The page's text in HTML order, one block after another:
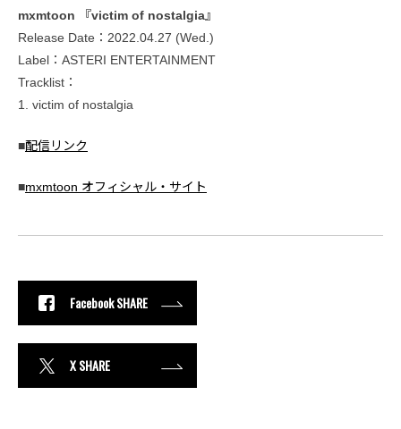
mxmtoon 『victim of nostalgia』
Release Date：2022.04.27 (Wed.)
Label：ASTERI ENTERTAINMENT
Tracklist：
1. victim of nostalgia
■配信リンク
■mxmtoon オフィシャル・サイト
Facebook SHARE
X SHARE